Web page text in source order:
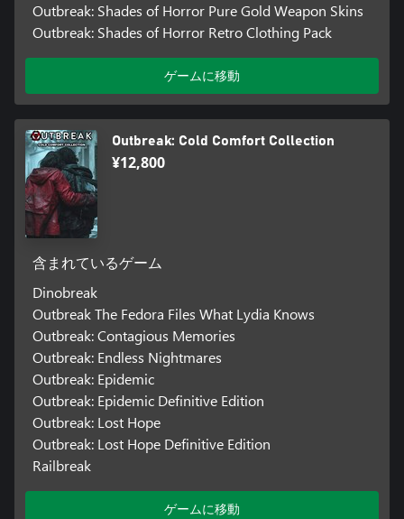
Outbreak: Shades of Horror Pure Gold Weapon Skins
Outbreak: Shades of Horror Retro Clothing Pack
ゲームに移動
Outbreak: Cold Comfort Collection
¥12,800
含まれているゲーム
Dinobreak
Outbreak The Fedora Files What Lydia Knows
Outbreak: Contagious Memories
Outbreak: Endless Nightmares
Outbreak: Epidemic
Outbreak: Epidemic Definitive Edition
Outbreak: Lost Hope
Outbreak: Lost Hope Definitive Edition
Railbreak
ゲームに移動